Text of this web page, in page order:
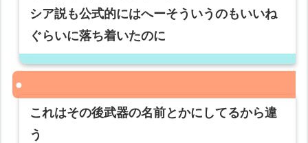
シア説も公式的にはへーそういうのもいいね
ぐらいに落ち着いたのに
これはその後武器の名前とかにしてるから違
う